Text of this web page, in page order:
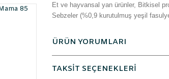
Et ve hayvansal yan ürünler, Bitkisel
Sebzeler (%0,9 kurutulmuş yeşil
ÜRÜN YORUMLARI
TAKSİT SEÇENEKLERİ